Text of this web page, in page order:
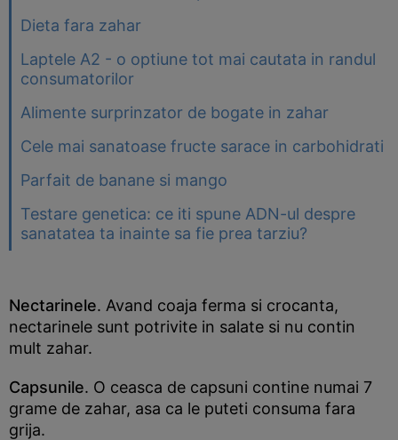
Dieta fara zahar
Laptele A2 - o optiune tot mai cautata in randul
consumatorilor
Alimente surprinzator de bogate in zahar
Cele mai sanatoase fructe sarace in carbohidrati
Parfait de banane si mango
Testare genetica: ce iti spune ADN-ul despre
sanatatea ta inainte sa fie prea tarziu?
Nectarinele. Avand coaja ferma si crocanta,
nectarinele sunt potrivite in salate si nu contin
mult zahar.
Capsunile. O ceasca de capsuni contine numai 7
grame de zahar, asa ca le puteti consuma fara
grija.